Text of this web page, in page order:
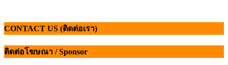
CONTACT US (ติดต่อเรา)
ติดต่อโฆษณา / Sponsor